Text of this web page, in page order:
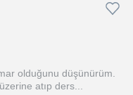
olduğunu düşünürüm.
atıp ders...